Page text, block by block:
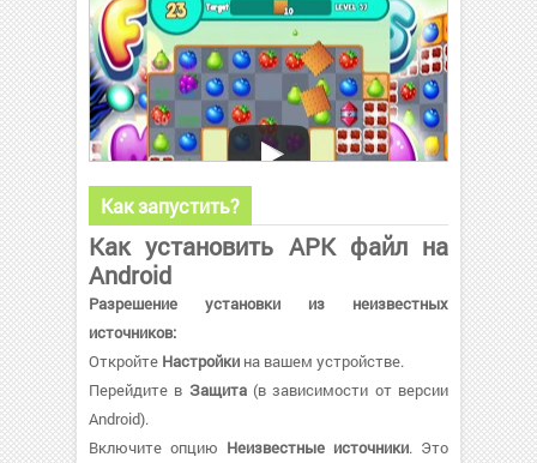
Как запустить?
Как установить APK файл на
Android
Разрешение установки из неизвестных
источников:
Откройте Настройки на вашем устройстве.
Перейдите в Защита(в зависимости от версии
Android).
Включите опцию Неизвестные источники. Это